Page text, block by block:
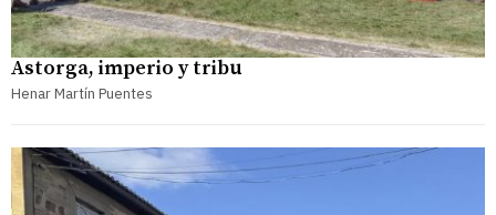
Astorga, imperio y tribu
Henar Martín Puentes